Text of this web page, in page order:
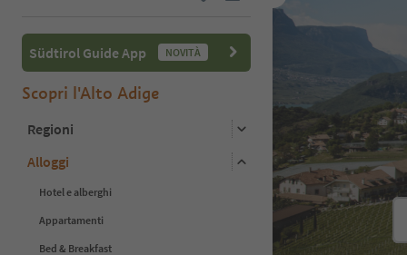
user link
Südtirol Guide App NOVITÀ
Scopri l'Alto Adige
Regioni
Alloggi
Hotel e alberghi
Appartamenti
Bed & Breakfast